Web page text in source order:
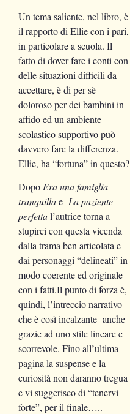
Un tema saliente, nel libro, è
il rapporto di Ellie con i pari,
in particolare a scuola. Il
fatto di dover fare i conti con
delle situazioni difficili da
accettare, è di per sè
doloroso per dei bambini in
affido ed un ambiente
scolastico supportivo può
davvero fare la differenza.
Ellie, ha “fortuna” in questo?
Dopo Era una famiglia
tranquillae La paziente
perfettal’autrice torna a
stupirci con questa vicenda
dalla trama ben articolata e
dai personaggi “delineati” in
modo coerente ed originale
con i fatti.Il punto di forza è,
quindi, l’intreccio narrativo
che è così incalzante anche
grazie ad uno stile lineare e
scorrevole. Fino all’ultima
pagina la suspense e la
curiosità non daranno tregua
e vi suggerisco di “tenervi
forte”, per il finale…..